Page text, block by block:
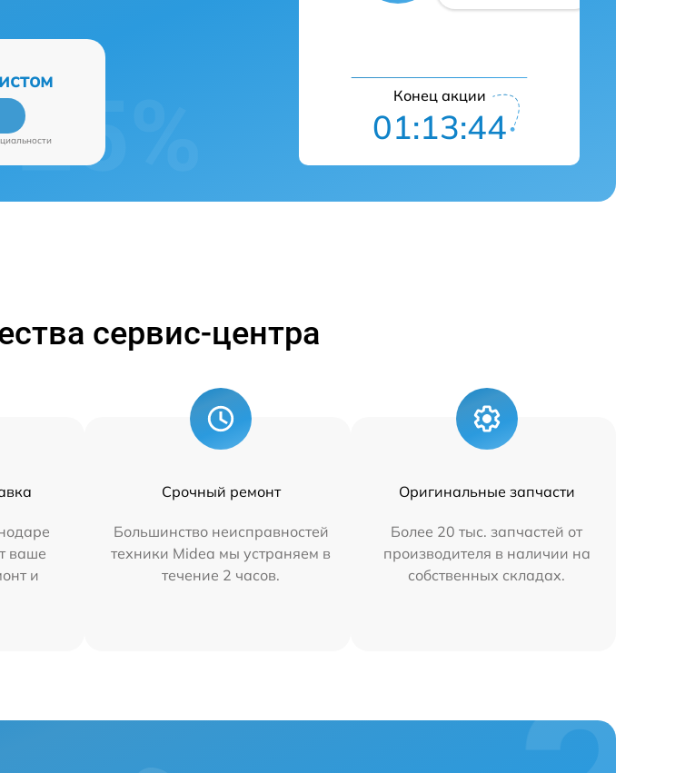
Конец акции
01:13:43
сервис-центра
ваше
и
Срочный ремонт
Большинство неисправностей
техники Midea мы устраняем в
течение 2 часов.
Оригинальные запчасти
Более 20 тыс. запчастей от
производителя в наличии на
собственных складах.